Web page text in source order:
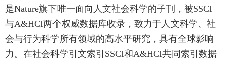
是Nature旗下唯一面向人文社会科学的子刊，被SSCI
与A&HCI两个权威数据库收录，致力于人文科学、社
会与行为科学所有领域的高水平研究，具有全球影响
力。在社会科学引文索引SSCI和A&HCI共同索引数据